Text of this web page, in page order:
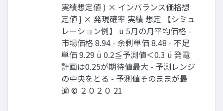
実績想定値 ) × インバランス価格想
定値 } × 発現確率 実績 想定 【シミュ
レーション例】 ü 5⽉の⽉平均価格 -
市場価格 8.94 - 余剰単価 8.48 - 不⾜
単価 9.29 ü 0.2≦予測値＜0.3 ü 発電
計画は0.25が期待値最⼤ - 予測レンジ
の中央をとる - 予測値そのままが最
適 © ２０２０ 21